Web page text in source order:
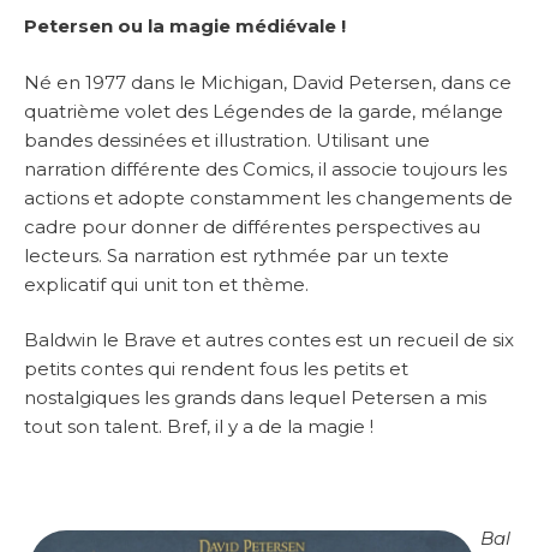
Petersen ou la magie médiévale !
Né en 1977 dans le Michigan, David Petersen, dans ce
quatrième volet des Légendes de la garde, mélange
bandes dessinées et illustration. Utilisant une
narration différente des Comics, il associe toujours les
actions et adopte constamment les changements de
cadre pour donner de différentes perspectives au
lecteurs. Sa narration est rythmée par un texte
explicatif qui unit ton et thème.
Baldwin le Brave et autres contes est un recueil de six
petits contes qui rendent fous les petits et
nostalgiques les grands dans lequel Petersen a mis
tout son talent. Bref, il y a de la magie !
Bal